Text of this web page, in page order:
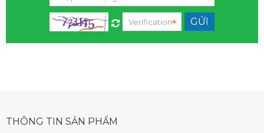
THÔNG TIN SẢN PHẨM